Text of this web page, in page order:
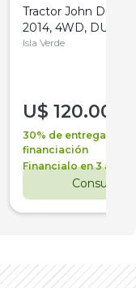
Tractor John Deere
2014, 4WD, DUAL
Isla Verde
U$ 120.000
30% de entrega +
financiación
Financialo en 3 años
Consultar